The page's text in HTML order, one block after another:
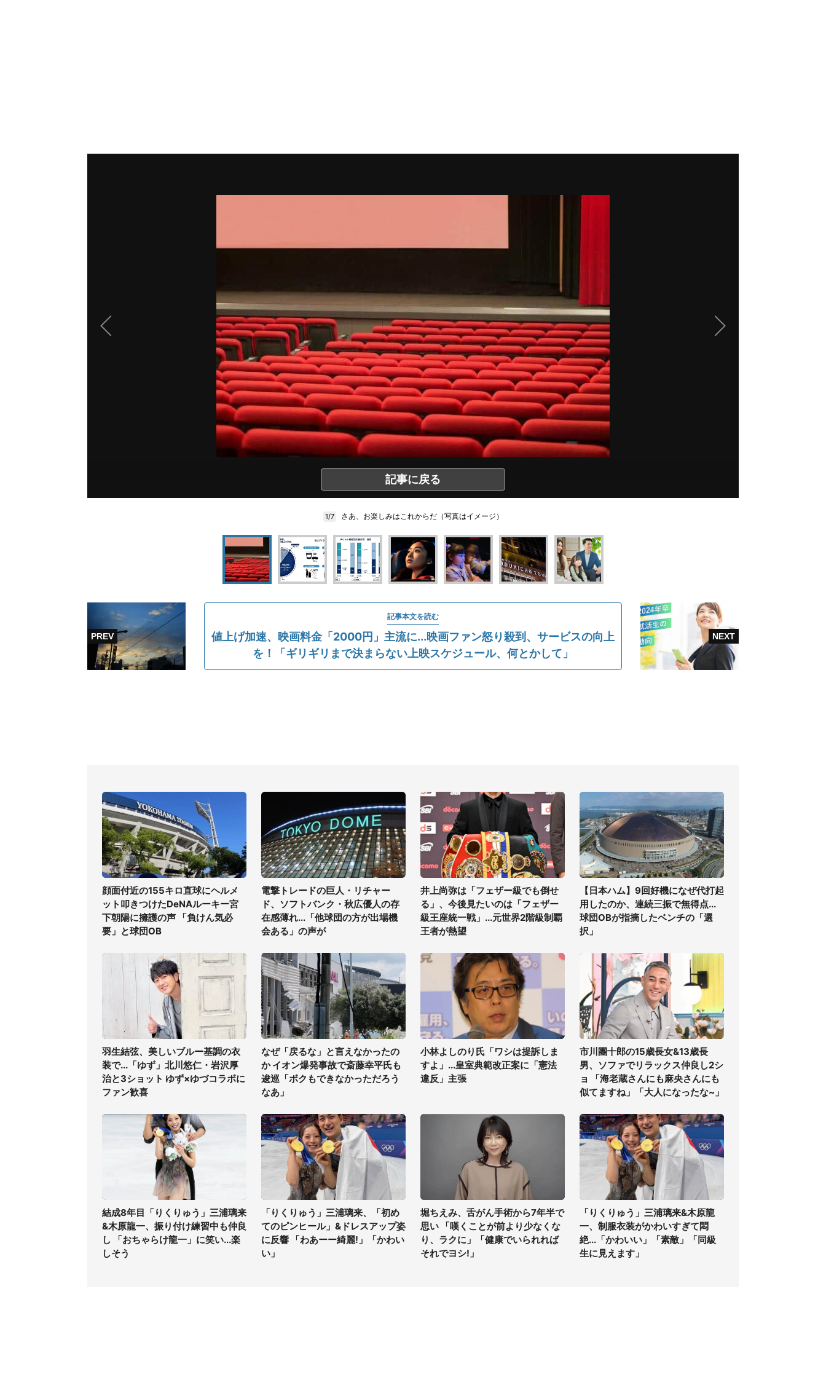
記事に戻る
1/7 さあ、お楽しみはこれからだ（写真はイメージ）
記事本文を読む
値上げ加速、映画料金「2000円」主流に...映画ファン怒り殺到、サービスの向上
を！「ギリギリまで決まらない上映スケジュール、何とかして」
顔面付近の155キロ直球にヘルメ
ット叩きつけたDeNAルーキー宮
下朝陽に擁護の声 「負けん気必
要」と球団OB
電撃トレードの巨人・リチャー
ド、ソフトバンク・秋広優人の存
在感薄れ...「他球団の方が出場機
会ある」の声が
井上尚弥は「フェザー級でも倒せ
る」、今後見たいのは「フェザー
級王座統一戦」...元世界2階級制覇
王者が熱望
【日本ハム】9回好機になぜ代打起
用したのか、連続三振で無得点...
球団OBが指摘したベンチの「選
択」
羽生結弦、美しいブルー基調の衣
装で...「ゆず」北川悠仁・岩沢厚
治と3ショット ゆず×ゆづコラボに
ファン歓喜
なぜ「戻るな」と言えなかったの
か イオン爆発事故で斎藤幸平氏も
逡巡「ボクもできなかっただろう
なあ」
小林よしのり氏「ワシは提訴しま
すよ」...皇室典範改正案に「憲法
違反」主張
市川團十郎の15歳長女&13歳長
男、ソファでリラックス仲良し2シ
ョ 「海老蔵さんにも麻央さんにも
似てますね」「大人になったな~」
結成8年目「りくりゅう」三浦璃来
&木原龍一、振り付け練習中も仲良
し 「おちゃらけ龍一」に笑い...楽
しそう
「りくりゅう」三浦璃来、「初め
てのピンヒール」&ドレスアップ姿
に反響 「わあーー綺麗!」「かわい
い」
堀ちえみ、舌がん手術から7年半で
思い 「嘆くことが前より少なくな
り、ラクに」「健康でいられれば
それでヨシ!」
「りくりゅう」三浦璃来&木原龍
一、制服衣装がかわいすぎて悶
絶...「かわいい」「素敵」「同級
生に見えます」